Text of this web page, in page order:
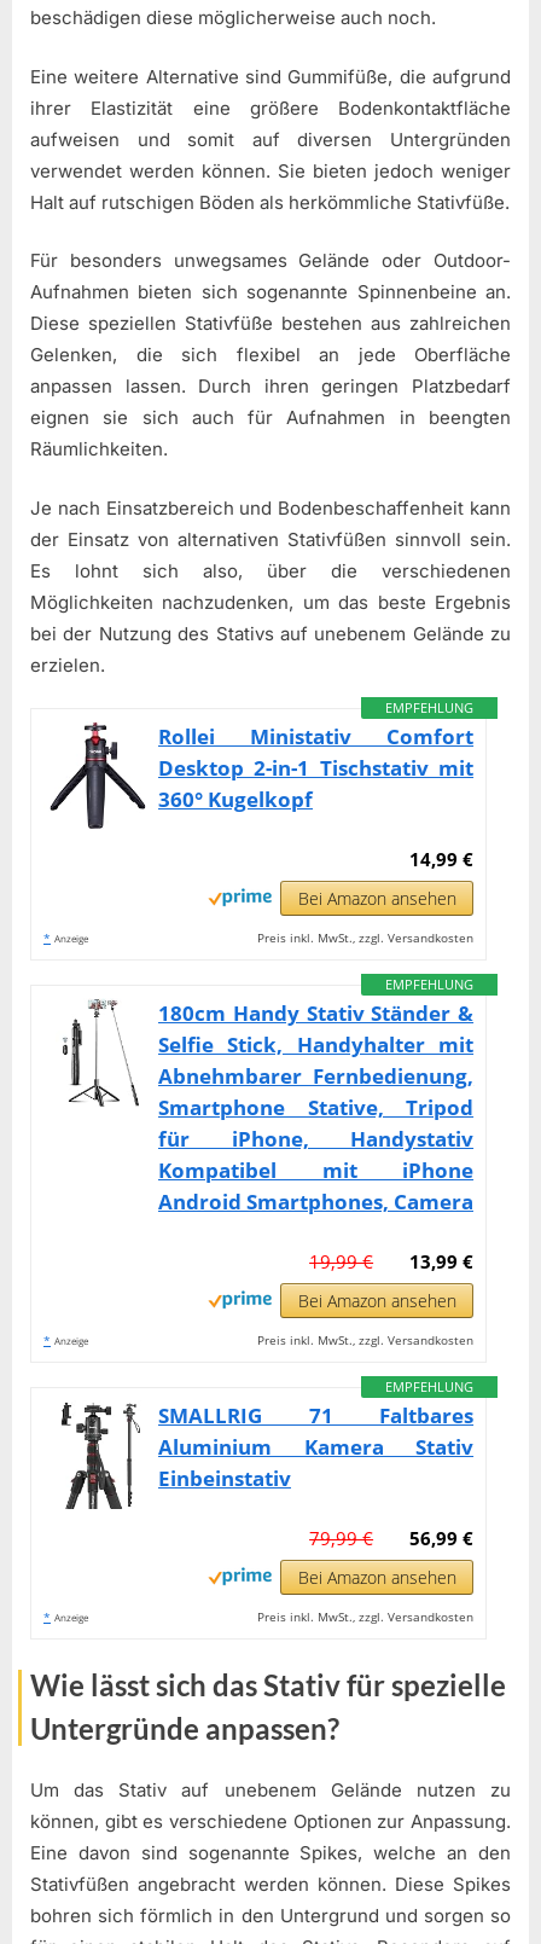
beschädigen diese möglicherweise auch noch.
Eine weitere Alternative sind Gummifüße, die aufgrund
ihrer Elastizität eine größere Bodenkontaktfläche
aufweisen und somit auf diversen Untergründen
verwendet werden können. Sie bieten jedoch weniger
Halt auf rutschigen Böden als herkömmliche Stativfüße.
Für besonders unwegsames Gelände oder Outdoor-
Aufnahmen bieten sich sogenannte Spinnenbeine an.
Diese speziellen Stativfüße bestehen aus zahlreichen
Gelenken, die sich flexibel an jede Oberfläche
anpassen lassen. Durch ihren geringen Platzbedarf
eignen sie sich auch für Aufnahmen in beengten
Räumlichkeiten.
Je nach Einsatzbereich und Bodenbeschaffenheit kann
der Einsatz von alternativen Stativfüßen sinnvoll sein.
Es lohnt sich also, über die verschiedenen
Möglichkeiten nachzudenken, um das beste Ergebnis
bei der Nutzung des Stativs auf unebenem Gelände zu
erzielen.
EMPFEHLUNG
Rollei Ministativ Comfort
Desktop 2-in-1 Tischstativ mit
360° Kugelkopf
14,99 €
Bei Amazon ansehen
* Anzeige Preis inkl. MwSt., zzgl. Versandkosten
EMPFEHLUNG
180cm Handy Stativ Ständer &
Selfie Stick, Handyhalter mit
Abnehmbarer Fernbedienung,
Smartphone Stative, Tripod
für iPhone, Handystativ
Kompatibel mit iPhone
Android Smartphones, Camera
13,99 €
19,99 €
Bei Amazon ansehen
* Anzeige Preis inkl. MwSt., zzgl. Versandkosten
EMPFEHLUNG
SMALLRIG 71 Faltbares
Aluminium Kamera Stativ
Einbeinstativ
56,99 €
79,99 €
Bei Amazon ansehen
* Anzeige Preis inkl. MwSt., zzgl. Versandkosten
Wie lässt sich das Stativ für spezielle
Untergründe anpassen?
Um das Stativ auf unebenem Gelände nutzen zu
können, gibt es verschiedene Optionen zur Anpassung.
Eine davon sind sogenannte Spikes, welche an den
Stativfüßen angebracht werden können. Diese Spikes
bohren sich förmlich in den Untergrund und sorgen so